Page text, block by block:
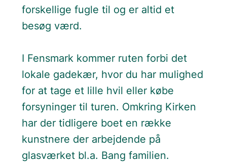
forskellige fugle til og er altid et
besøg værd.
I Fensmark kommer ruten forbi det
lokale gadekær, hvor du har mulighed
for at tage et lille hvil eller købe
forsyninger til turen. Omkring Kirken
har der tidligere boet en række
kunstnere der arbejdende på
glasværket bl.a. Bang familien.